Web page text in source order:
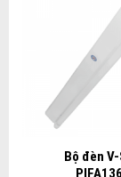
Bộ đèn